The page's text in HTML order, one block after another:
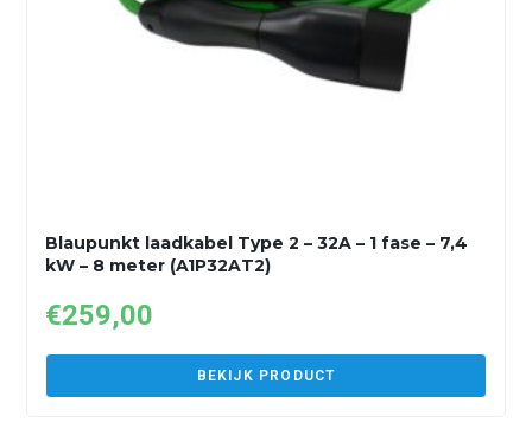
Blaupunkt laadkabel Type 2 – 32A – 1 fase – 7,4
kW – 8 meter (A1P32AT2)
€259,00
BEKIJK PRODUCT